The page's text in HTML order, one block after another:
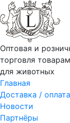
Оптовая и
торговля
для животных
Главная
Доставка / оплата
Новости
Партнёры